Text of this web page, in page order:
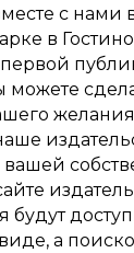
с
в
можете
вашей
будут
а